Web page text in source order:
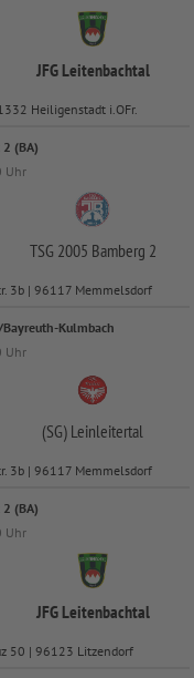
JFG Leitenbachtal
Heiligenstadt i.OFr.
2 (BA)
Uhr
TSG 2005 Bamberg 2
3b | 96117 Memmelsdorf
Kulmbach
Uhr
(SG) Leinleitertal
3b | 96117 Memmelsdorf
2 (BA)
Uhr
JFG Leitenbachtal
50 | 96123 Litzendorf